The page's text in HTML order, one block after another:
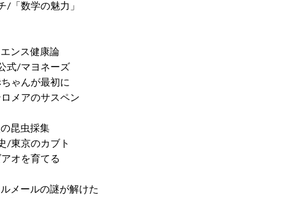
/「数学の魅力」
ンス健康論
式/マヨネーズ
ゃんが最初に
メアのサスペン
昆虫採集
/東京のカブト
オを育てる
メールの謎が解けた